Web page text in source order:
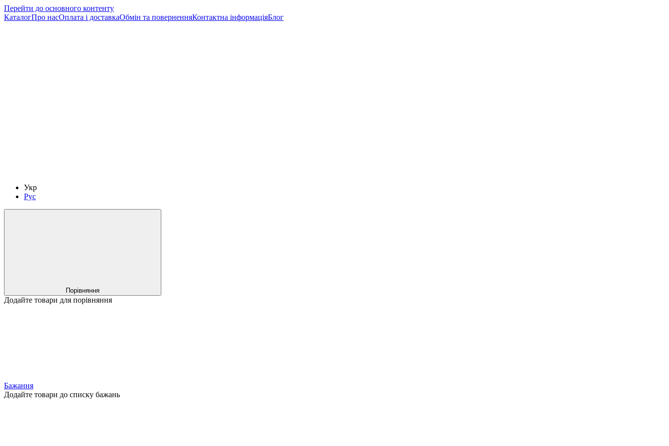
Перейти до основного контенту
КаталогПро насОплата і доставкаОбмін та поверненняКонтактна інформаціяБлог
Укр
Рус
Порівняння
Додайте товари для порівняння
Бажання
Додайте товари до списку бажань